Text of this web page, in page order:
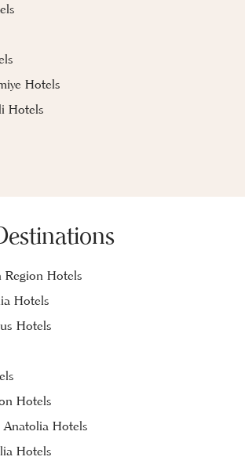
Hotels
Hotels
Region Hotels
Hotels
Hotels
Hotels
Hotels
Hotels